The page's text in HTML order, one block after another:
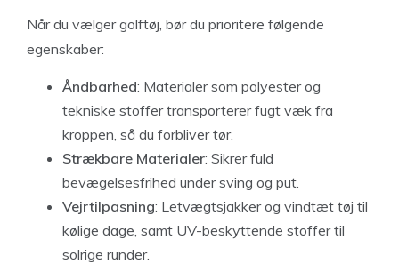
Når du vælger golftøj, bør du prioritere følgende
egenskaber:
Åndbarhed: Materialer som polyester og
tekniske stoffer transporterer fugt væk fra
kroppen, så du forbliver tør.
Strækbare Materialer: Sikrer fuld
bevægelsesfrihed under sving og put.
Vejrtilpasning: Letvægtsjakker og vindtæt tøj til
kølige dage, samt UV-beskyttende stoffer til
solrige runder.